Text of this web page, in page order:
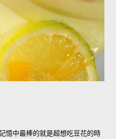
憶中最棒的就是超想吃豆花的時